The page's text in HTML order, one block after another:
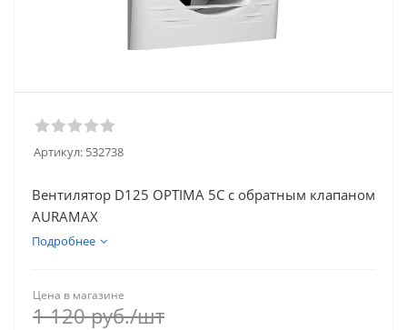
Артикул: 532738
Вентилятор D125 OPTIMA 5C c обратным клапаном
AURAMAX
Подробнее
Цена в магазине
1 120руб./шт